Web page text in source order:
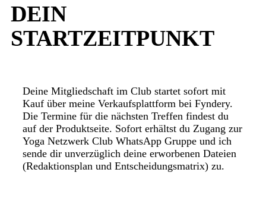
DEIN
STARTZEITPUNKT
Deine Mitgliedschaft im Club startet sofort mit
Kauf über meine Verkaufsplattform bei Fyndery.
Die Termine für die nächsten Treffen findest du
auf der Produktseite. Sofort erhältst du Zugang zur
Yoga Netzwerk Club WhatsApp Gruppe und ich
sende dir unverzüglich deine erworbenen Dateien
(Redaktionsplan und Entscheidungsmatrix) zu.